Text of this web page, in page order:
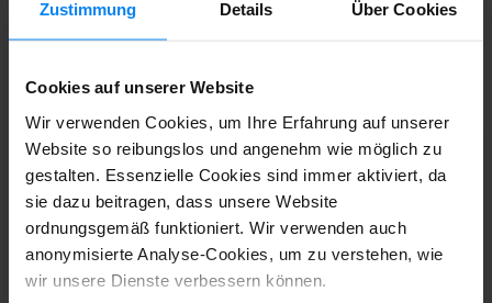
Zustimmung Details Über Cookies
Cookies auf unserer Website
Wir verwenden Cookies, um Ihre Erfahrung auf unserer
Website so reibungslos und angenehm wie möglich zu
gestalten. Essenzielle Cookies sind immer aktiviert, da
sie dazu beitragen, dass unsere Website
ordnungsgemäß funktioniert. Wir verwenden auch
anonymisierte Analyse-Cookies, um zu verstehen, wie
wir unsere Dienste verbessern können.
Hof geknüpft und der Transport war sehr
gut.
War sehr okay, der Parkplatz war an ein Hof
Shuttle-Service (nicht überdacht)